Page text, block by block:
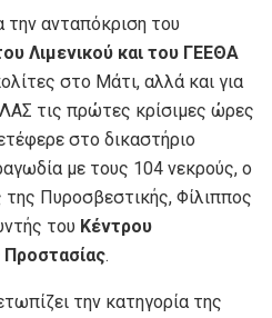
την ανταπόκριση του
Λιμενικού και του ΓΕΕΘΑ
στο Μάτι, αλλά και για
τις πρώτες κρίσιμες ώρες
στο δικαστήριο
με τους 104 νεκρούς, ο
Πυροσβεστικής, Φίλιππος
του Κέντρου
Προστασίας.
την κατηγορία της